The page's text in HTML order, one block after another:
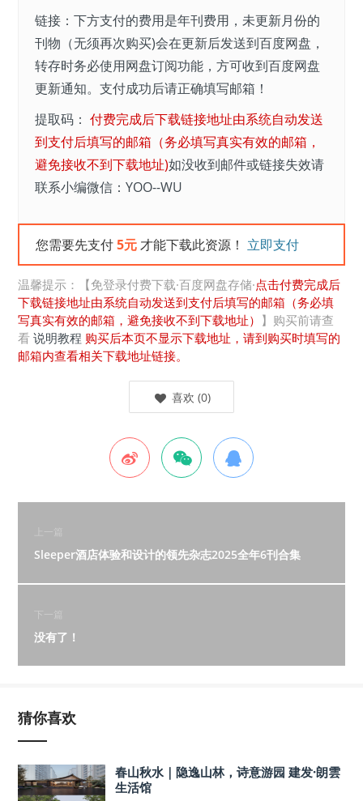
链接：下方支付的费用是年刊费用，未更新月份的
刊物（无须再次购买)会在更新后发送到百度网盘，
转存时务必使用网盘订阅功能，方可收到百度网盘
更新通知。支付成功后请正确填写邮箱！
提取码： 付费完成后下载链接地址由系统自动发送
到支付后填写的邮箱（务必填写真实有效的邮箱，
避免接收不到下载地址)如没收到邮件或链接失效请
联系小编微信：YOO--WU
您需要先支付5元才能下载此资源！ 立即支付
温馨提示：【免登录付费下载·百度网盘存储·点击付费完成后
下载链接地址由系统自动发送到支付后填写的邮箱（务必填
写真实有效的邮箱，避免接收不到下载地址） 】购买前请查
看 说明教程 购买后本页不显示下载地址，请到购买时填写的
邮箱内查看相关下载地址链接。
喜欢 (0)
上一篇
Sleeper酒店体验和设计的领先杂志2025全年6刊合集
下一篇
没有了！
猜你喜欢
春山秋水｜隐逸山林，诗意游园 建发·朗雲
生活馆